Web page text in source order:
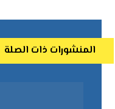
المنشورات ذات الصلة